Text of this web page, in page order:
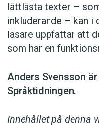
lättlästa texter –
inkluderande – kan i
läsare uppfattar att
som har en
Anders Svensson
Språktidningen.
Innehållet på denna